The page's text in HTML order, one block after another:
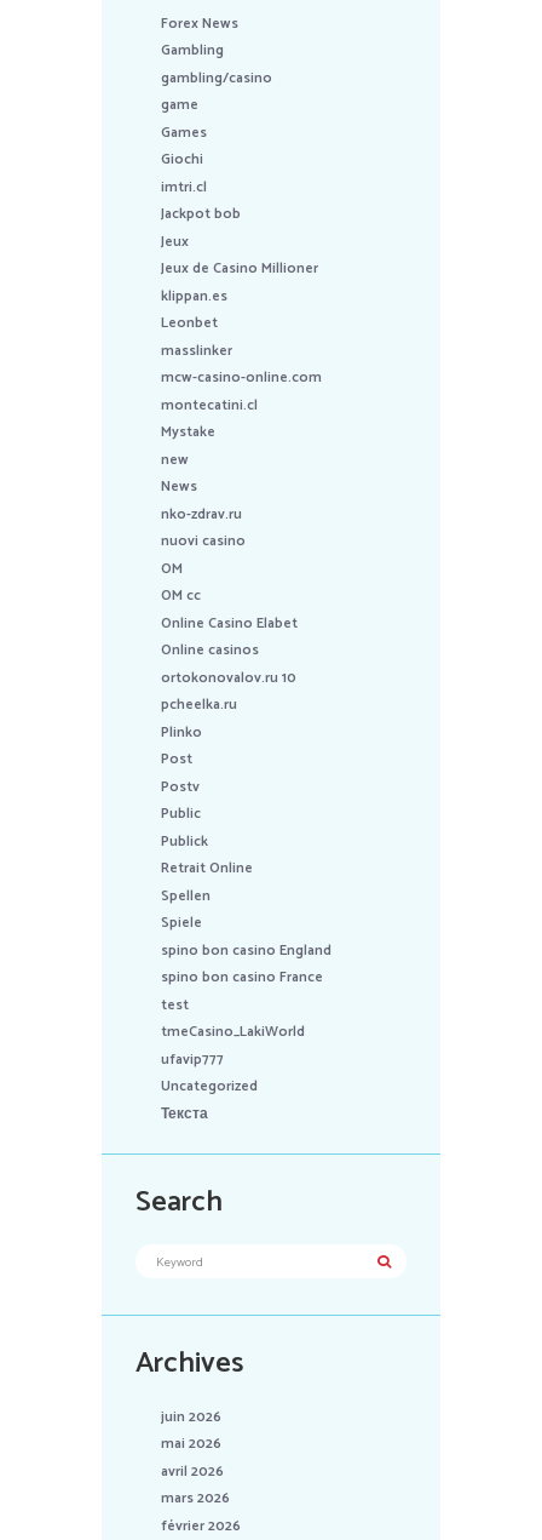
Forex News
Gambling
gambling/casino
game
Games
Giochi
imtri.cl
Jackpot bob
Jeux
Jeux de Casino Millioner
klippan.es
Leonbet
masslinker
mcw-casino-online.com
montecatini.cl
Mystake
new
News
nko-zdrav.ru
nuovi casino
OM
OM cc
Online Casino Elabet
Online casinos
ortokonovalov.ru 10
pcheelka.ru
Plinko
Post
Postv
Public
Publick
Retrait Online
Spellen
Spiele
spino bon casino England
spino bon casino France
test
tmeCasino_LakiWorld
ufavip777
Uncategorized
Текста
Search
Archives
juin 2026
mai 2026
avril 2026
mars 2026
février 2026